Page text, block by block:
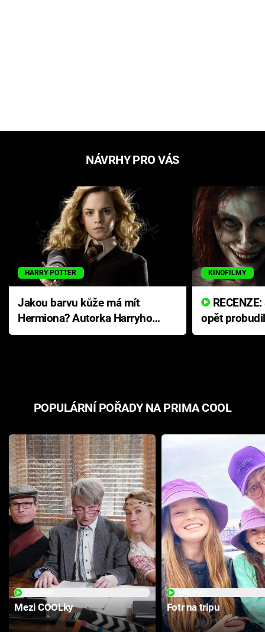
NÁVRHY PRO VÁS
HARRY POTTER
Jakou barvu kůže má mít
Hermiona? Autorka Harryho
Pottera přišla s ráznou
KINOFILMY
opět
přichází s
POPULÁRNÍ POŘADY NA PRIMA COOL
Mezi COOLky Fotr na tripu